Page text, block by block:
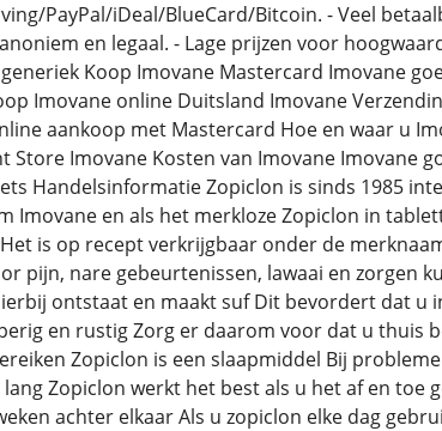
PayPal/iDeal/BlueCard/Bitcoin. - Veel
en legaal. - Lage prijzen voor
Koop Imovane Mastercard Imovane
Imovane online Duitsland Imovane
aankoop met Mastercard Hoe en waar u
Store Imovane Kosten van Imovane Imovane
Handelsinformatie Zopiclon is sinds 1985
Imovane en als het merkloze Zopiclon in
is op recept verkrijgbaar onder de
pijn, nare gebeurtenissen, lawaai en zorgen
ontstaat en maakt suf Dit bevordert dat u
en rustig Zorg er daarom voor dat u thuis
Zopiclon is een slaapmiddel Bij
Zopiclon werkt het best als u het af en toe
achter elkaar Als u zopiclon elke dag